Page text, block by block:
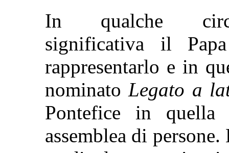
In qualche
significativa il
rappresentarlo e in
nominatoLegato a
Pontefice in quella
assemblea di